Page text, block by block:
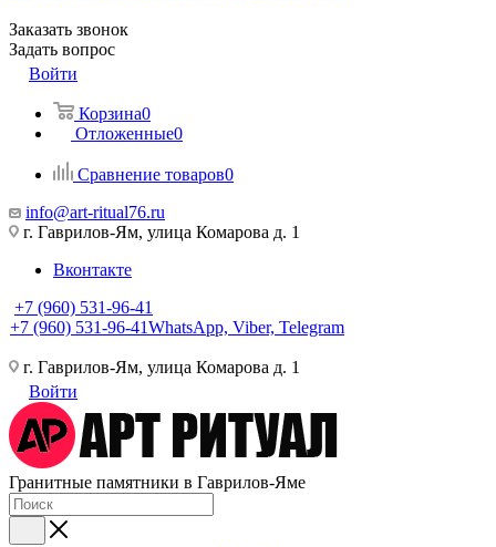
Заказать звонок
Задать вопрос
Войти
Корзина0
Отложенные0
Сравнение товаров0
info@art-ritual76.ru
г. Гаврилов-Ям, улица Комарова д. 1
Вконтакте
+7 (960) 531-96-41
+7 (960) 531-96-41WhatsApp, Viber, Telegram
г. Гаврилов-Ям, улица Комарова д. 1
Войти
Гранитные памятники в Гаврилов-Яме